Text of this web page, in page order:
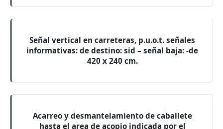
Señal vertical en carreteras, p.u.o.t. señales
informativas: de destino: sid – señal baja: -de
420 x 240 cm.
Acarreo y desmantelamiento de caballete
hasta el area de acopio indicada por el